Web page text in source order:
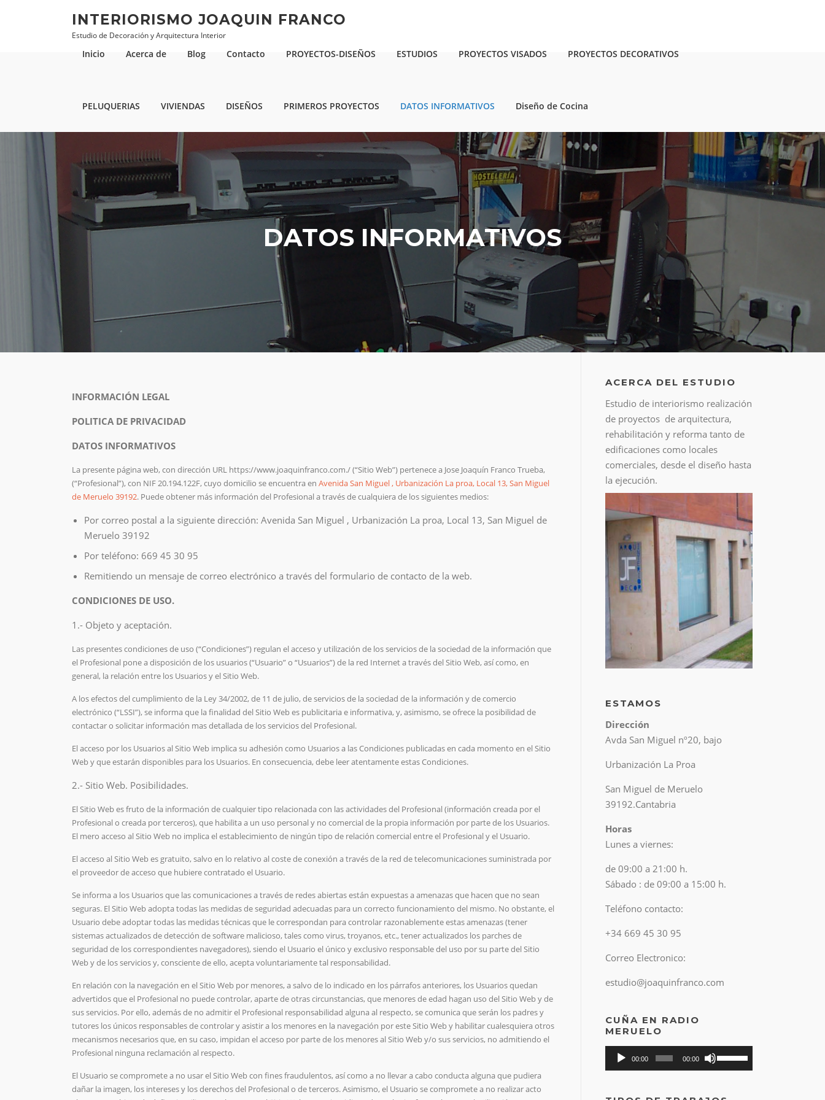
INTERIORISMO JOAQUIN FRANCO
Estudio de Decoración y Arquitectura Interior
Inicio Acerca de Blog Contacto PROYECTOS-DISEÑOS ESTUDIOS PROYECTOS VISADOS PROYECTOS DECORATIVOS
PELUQUERIAS VIVIENDAS DISEÑOS PRIMEROS PROYECTOS DATOS INFORMATIVOS Diseño de Cocina
DATOS INFORMATIVOS
INFORMACIÓN LEGAL
POLITICA DE PRIVACIDAD
DATOS INFORMATIVOS
La presente página web, con dirección URL https://www.joaquinfranco.com./ (“Sitio Web”) pertenece a Jose Joaquín Franco Trueba,
(“Profesional”), con NIF 20.194.122F, cuyo domicilio se encuentra en Avenida San Miguel , Urbanización La proa, Local 13, San Miguel
de Meruelo 39192. Puede obtener más información del Profesional a través de cualquiera de los siguientes medios:
Por correo postal a la siguiente dirección: Avenida San Miguel , Urbanización La proa, Local 13, San Miguel de
Meruelo 39192
Por teléfono: 669 45 30 95
Remitiendo un mensaje de correo electrónico a través del formulario de contacto de la web.
CONDICIONES DE USO.
1.- Objeto y aceptación.
Las presentes condiciones de uso (“Condiciones”) regulan el acceso y utilización de los servicios de la sociedad de la información que
el Profesional pone a disposición de los usuarios (“Usuario” o “Usuarios”) de la red Internet a través del Sitio Web, así como, en
general, la relación entre los Usuarios y el Sitio Web.
A los efectos del cumplimiento de la Ley 34/2002, de 11 de julio, de servicios de la sociedad de la información y de comercio
electrónico (“LSSI”), se informa que la finalidad del Sitio Web es publicitaria e informativa, y, asimismo, se ofrece la posibilidad de
contactar o solicitar información mas detallada de los servicios del Profesional.
El acceso por los Usuarios al Sitio Web implica su adhesión como Usuarios a las Condiciones publicadas en cada momento en el Sitio
Web y que estarán disponibles para los Usuarios. En consecuencia, debe leer atentamente estas Condiciones.
2.- Sitio Web. Posibilidades.
El Sitio Web es fruto de la información de cualquier tipo relacionada con las actividades del Profesional (información creada por el
Profesional o creada por terceros), que habilita a un uso personal y no comercial de la propia información por parte de los Usuarios.
El mero acceso al Sitio Web no implica el establecimiento de ningún tipo de relación comercial entre el Profesional y el Usuario.
El acceso al Sitio Web es gratuito, salvo en lo relativo al coste de conexión a través de la red de telecomunicaciones suministrada por
el proveedor de acceso que hubiere contratado el Usuario.
Se informa a los Usuarios que las comunicaciones a través de redes abiertas están expuestas a amenazas que hacen que no sean
seguras. El Sitio Web adopta todas las medidas de seguridad adecuadas para un correcto funcionamiento del mismo. No obstante, el
Usuario debe adoptar todas las medidas técnicas que le correspondan para controlar razonablemente estas amenazas (tener
sistemas actualizados de detección de software malicioso, tales como virus, troyanos, etc., tener actualizados los parches de
seguridad de los correspondientes navegadores), siendo el Usuario el único y exclusivo responsable del uso por su parte del Sitio
Web y de los servicios y, consciente de ello, acepta voluntariamente tal responsabilidad.
En relación con la navegación en el Sitio Web por menores, a salvo de lo indicado en los párrafos anteriores, los Usuarios quedan
advertidos que el Profesional no puede controlar, aparte de otras circunstancias, que menores de edad hagan uso del Sitio Web y de
sus servicios. Por ello, además de no admitir el Profesional responsabilidad alguna al respecto, se comunica que serán los padres y
tutores los únicos responsables de controlar y asistir a los menores en la navegación por este Sitio Web y habilitar cualesquiera otros
mecanismos necesarios que, en su caso, impidan el acceso por parte de los menores al Sitio Web y/o sus servicios, no admitiendo el
Profesional ninguna reclamación al respecto.
El Usuario se compromete a no usar el Sitio Web con fines fraudulentos, así como a no llevar a cabo conducta alguna que pudiera
dañar la imagen, los intereses y los derechos del Profesional o de terceros. Asimismo, el Usuario se compromete a no realizar acto
ACERCA DEL ESTUDIO
Estudio de interiorismo realización
de proyectos de arquitectura,
rehabilitación y reforma tanto de
edificaciones como locales
comerciales, desde el diseño hasta
la ejecución.
ESTAMOS
Dirección
Avda San Miguel nº20, bajo
Urbanización La Proa
San Miguel de Meruelo
39192.Cantabria
Horas
Lunes a viernes:
de 09:00 a 21:00 h.
Sábado : de 09:00 a 15:00 h.
Teléfono contacto:
+34 669 45 30 95
Correo Electronico:
estudio@joaquinfranco.com
CUÑA EN RADIO
MERUELO
Reproductor
00:00 00:00